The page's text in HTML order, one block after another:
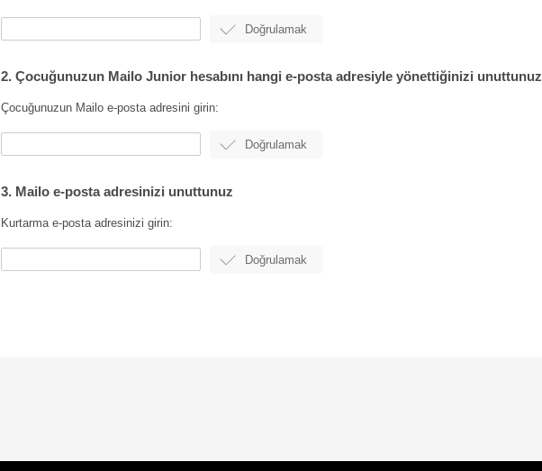
2. Çocuğunuzun Mailo Junior hesabını hangi e-posta adresiyle yönettiğinizi unuttunuz
Çocuğunuzun Mailo e-posta adresini girin:
3. Mailo e-posta adresinizi unuttunuz
Kurtarma e-posta adresinizi girin: